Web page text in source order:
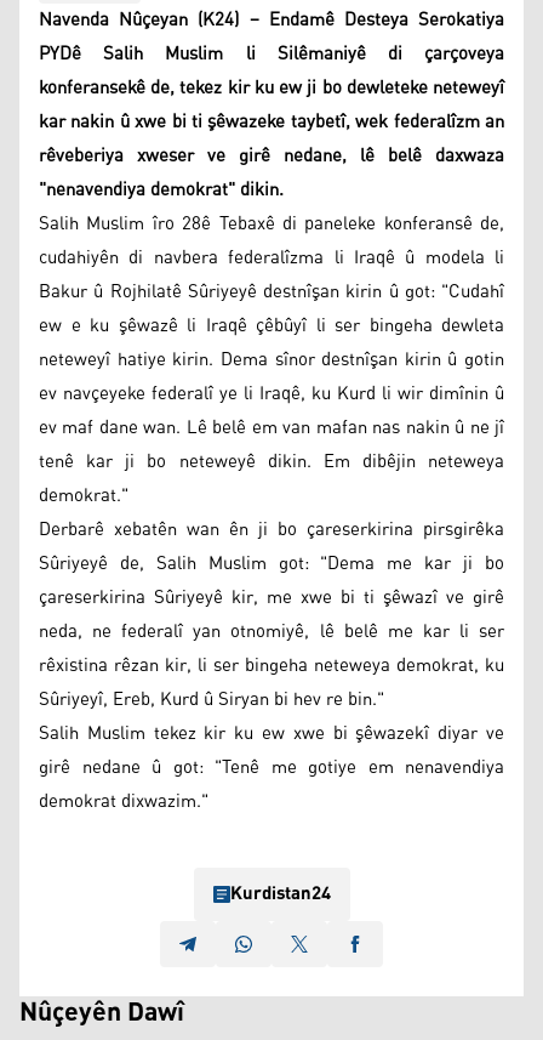
Navenda Nûçeyan (K24) – Endamê Desteya Serokatiya
PYDê Salih Muslim li Silêmaniyê di çarçoveya
konferansekê de, tekez kir ku ew ji bo dewleteke neteweyî
kar nakin û xwe bi ti şêwazeke taybetî, wek federalîzm an
rêveberiya xweser ve girê nedane, lê belê daxwaza
"nenavendiya demokrat" dikin.
Salih Muslim îro 28ê Tebaxê di paneleke konferansê de,
cudahiyên di navbera federalîzma li Iraqê û modela li
Bakur û Rojhilatê Sûriyeyê destnîşan kirin û got: "Cudahî
ew e ku şêwazê li Iraqê çêbûyî li ser bingeha dewleta
neteweyî hatiye kirin. Dema sînor destnîşan kirin û gotin
ev navçeyeke federalî ye li Iraqê, ku Kurd li wir dimînin û
ev maf dane wan. Lê belê em van mafan nas nakin û ne jî
tenê kar ji bo neteweyê dikin. Em dibêjin neteweya
demokrat."
Derbarê xebatên wan ên ji bo çareserkirina pirsgirêka
Sûriyeyê de, Salih Muslim got: "Dema me kar ji bo
çareserkirina Sûriyeyê kir, me xwe bi ti şêwazî ve girê
neda, ne federalî yan otnomiyê, lê belê me kar li ser
rêxistina rêzan kir, li ser bingeha neteweya demokrat, ku
Sûriyeyî, Ereb, Kurd û Siryan bi hev re bin."
Salih Muslim tekez kir ku ew xwe bi şêwazekî diyar ve
girê nedane û got: "Tenê me gotiye em nenavendiya
demokrat dixwazim."
Kurdistan24
Nûçeyên Dawî